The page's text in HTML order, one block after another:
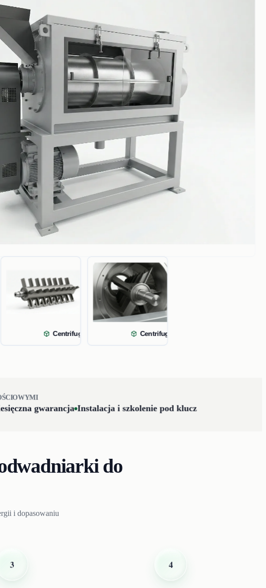
Dryer Centrifugal dryer rotor shaftCentrifugal dryer rotor shaft deta
gwarancja Instalacja i szkolenie pod klucz
do
i dopasowaniu
3 4